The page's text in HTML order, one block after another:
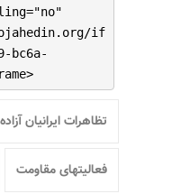
if
bc6a-
تظاهرات ایرانیان
فعالیتهای مقاومت